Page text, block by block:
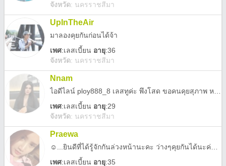
จังหวัด: นครราชสีมา
UpInTheAir
มาลองคุยกันก่อนได้จ้า
เพศ:เลสเบี้ยน อายุ:36
จังหวัด: นครราชสีมา
Nnam
เพศ:เลสเบี้ยน อายุ:29
จังหวัด: นครราชสีมา
Praewa
เพศ:เลสเบี้ยน อายุ:35